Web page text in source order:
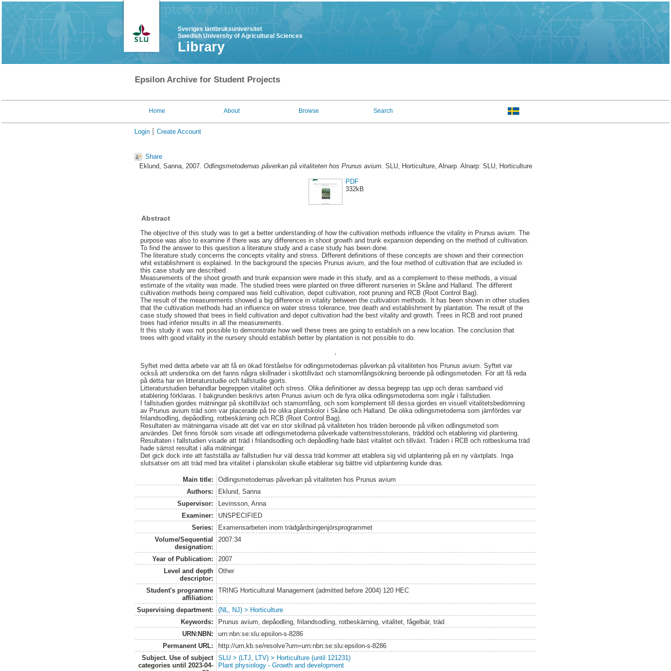
Sveriges lantbruksuniversitet
Swedish University of Agricultural Sciences
Library
Epsilon Archive for Student Projects
Home About Browse Search
Login Create Account
Share
Eklund, Sanna, 2007. Odlingsmetodernas påverkan på vitaliteten hos Prunus avium. SLU, Horticulture, Alnarp. Alnarp: SLU, Horticulture
PDF
332kB
Abstract
The objective of this study was to get a better understanding of how the cultivation methods influence the vitality in Prunus avium. The
purpose was also to examine if there was any differences in shoot growth and trunk expansion depending on the method of cultivation.
To find the answer to this question a literature study and a case study has been done.
The literature study concerns the concepts vitality and stress. Different definitions of these concepts are shown and their connection
whit establishment is explained. In the background the species Prunus avium, and the four method of cultivation that are included in
this case study are described.
Measurements of the shoot growth and trunk expansion were made in this study, and as a complement to these methods, a visual
estimate of the vitality was made. The studied trees were planted on three different nurseries in Skåne and Halland. The different
cultivation methods being compared was field cultivation, depot cultivation, root pruning and RCB (Root Control Bag).
The result of the measurements showed a big difference in vitality between the cultivation methods. It has been shown in other studies
that the cultivation methods had an influence on water stress tolerance, tree death and establishment by plantation. The result of the
case study showed that trees in field cultivation and depot cultivation had the best vitality and growth. Trees in RCB and root pruned
trees had inferior results in all the measurements.
It this study it was not possible to demonstrate how well these trees are going to establish on a new location. The conclusion that
trees with good vitality in the nursery should establish better by plantation is not possible to do.
Syftet med detta arbete var att få en ökad förståelse för odlingsmetodernas påverkan på vitaliteten hos Prunus avium. Syftet var
också att undersöka om det fanns några skillnader i skottillväxt och stamomfångsökning beroende på odlingsmetoden. För att få reda
på detta har en litteraturstudie och fallstudie gjorts.
Litteraturstudien behandlar begreppen vitalitet och stress. Olika definitioner av dessa begrepp tas upp och deras samband vid
etablering förklaras. I bakgrunden beskrivs arten Prunus avium och de fyra olika odlingsmetoderna som ingår i fallstudien.
I fallstudien gjordes mätningar på skottillväxt och stamomfång, och som komplement till dessa gjordes en visuell vitalitetsbedömning
av Prunus avium träd som var placerade på tre olika plantskolor i Skåne och Halland. De olika odlingsmetoderna som jämfördes var
frilandsodling, depåodling, rotbeskärning och RCB (Root Control Bag).
Resultaten av mätningarna visade att det var en stor skillnad på vitaliteten hos träden beroende på vilken odlingsmetod som
användes. Det finns försök som visade att odlingsmetoderna påverkade vattenstresstolerans, träddöd och etablering vid plantering.
Resultaten i fallstudien visade att träd i frilandsodling och depåodling hade bäst vitalitet och tillväxt. Träden i RCB och rotbeskurna träd
hade sämst resultat i alla mätningar.
Det gick dock inte att fastställa av fallstudien hur väl dessa träd kommer att etablera sig vid utplantering på en ny växtplats. Inga
slutsatser om att träd med bra vitalitet i planskolan skulle etablerar sig bättre vid utplantering kunde dras.
Main title:
Odlingsmetodernas påverkan på vitaliteten hos Prunus avium
Authors:
Eklund, Sanna
Supervisor:
Levinsson, Anna
Examiner:
UNSPECIFIED
Series:
Examensarbeten inom trädgårdsingenjörsprogrammet
Volume/Sequential
designation:
2007:34
Year of Publication:
2007
Level and depth
descriptor:
Other
Student's programme
affiliation:
TRING Horticultural Management (admitted before 2004) 120 HEC
Supervising department:
(NL, NJ) > Horticulture
Keywords:
Prunus avium, depåodling, frilandsodling, rotbeskärning, vitalitet, fågelbär, träd
URN:NBN:
urn:nbn:se:slu:epsilon-s-8286
Permanent URL:
http://urn.kb.se/resolve?urn=urn:nbn:se:slu:epsilon-s-8286
Subject. Use of subject
categories until 2023-04-
SLU > (LTJ, LTV) > Horticulture (until 121231)
Plant physiology - Growth and development